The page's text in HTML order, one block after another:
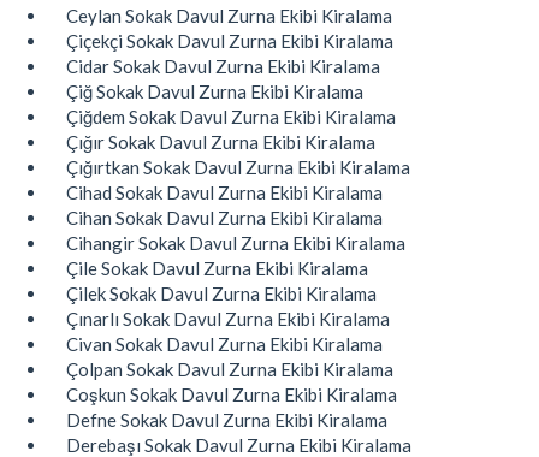
Ceylan Sokak Davul Zurna Ekibi Kiralama
Çiçekçi Sokak Davul Zurna Ekibi Kiralama
Cidar Sokak Davul Zurna Ekibi Kiralama
Çiğ Sokak Davul Zurna Ekibi Kiralama
Çiğdem Sokak Davul Zurna Ekibi Kiralama
Çığır Sokak Davul Zurna Ekibi Kiralama
Çığırtkan Sokak Davul Zurna Ekibi Kiralama
Cihad Sokak Davul Zurna Ekibi Kiralama
Cihan Sokak Davul Zurna Ekibi Kiralama
Cihangir Sokak Davul Zurna Ekibi Kiralama
Çile Sokak Davul Zurna Ekibi Kiralama
Çilek Sokak Davul Zurna Ekibi Kiralama
Çınarlı Sokak Davul Zurna Ekibi Kiralama
Civan Sokak Davul Zurna Ekibi Kiralama
Çolpan Sokak Davul Zurna Ekibi Kiralama
Coşkun Sokak Davul Zurna Ekibi Kiralama
Defne Sokak Davul Zurna Ekibi Kiralama
Derebaşı Sokak Davul Zurna Ekibi Kiralama